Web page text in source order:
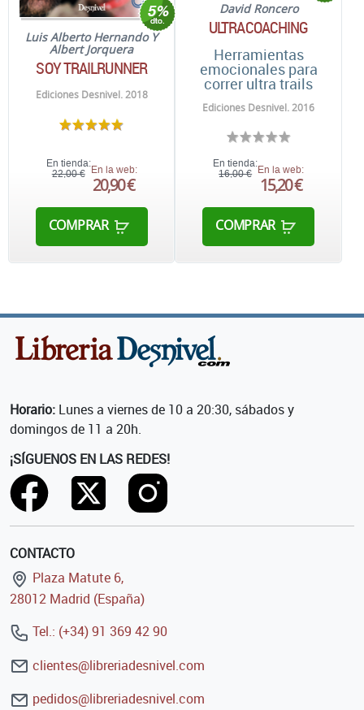
Luis Alberto Hernando Y
Albert Jorquera
SOY TRAILRUNNER
Ediciones Desnivel. 2018
En tienda:
22,00 € En la web:
20,90 €
COMPRAR
David Roncero
ULTRACOACHING
Herramientas
emocionales para
correr ultra trails
Ediciones Desnivel. 2016
En tienda:
16,00 €
En la web:
15,20 €
COMPRAR
Horario: Lunes a viernes de 10 a 20:30, sábados y
domingos de 11 a 20h.
¡SÍGUENOS EN LAS REDES!
CONTACTO
Plaza Matute 6,
28012 Madrid (España)
Tel.: (+34) 91 369 42 90
clientes@libreriadesnivel.com
pedidos@libreriadesnivel.com